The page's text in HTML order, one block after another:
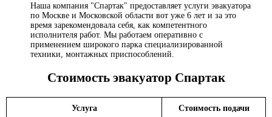
Наша компания "Спартак" предоставляет услуги эвакуатора
по Москве и Московской области вот уже 6 лет и за это
время зарекомендовала себя, как компетентного
исполнителя работ. Мы работаем оперативно с
применением широкого парка специализированной
техники, монтажных приспособлений.
Стоимость эвакуатор Спартак
Услуга Стоимость подачи